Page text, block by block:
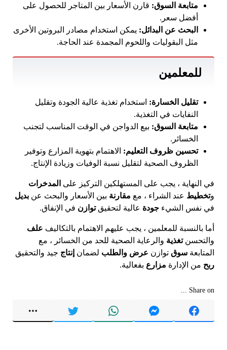
متابعة السوق: قارن الأسعار بين المتاجر للحصول على
أفضل سعر.
البحث عن البدائل: يمكن استخدام مصادر البروتين الأخرى
مثل البقوليات واللحوم المجمدة عند الحاجة.
للمعلمين
تقليل الخسارة: استخدام تغذية عالية الجودة وتقليل
النفايات في التغذية.
متابعة السوق: بيع الدواجن في الوقت المناسب لتجنب
الخسائر.
تحسين ظروف التعليم: الاهتمام بتهوية المزارع وتوفير
الظروف الصحية لتقليل نسبة الوفيات وزيادة الإنتاج.
في النهاية ، يجب على المستهلكين التركيز على المدخرات
وتخطيط عند الشراء ، مع مقارنة بين الأسعار والبحث عن بديل
في نفس الشيء جودة عالية لتحقيقتوازن في الإنفاق.
أما بالنسبة للمعلمين ، يجب عليهم الاهتمام بالتكاليف علف
والتحسنتغذية والرعاية الصحية للحد من الخسائر ، مع
المتابعة سوق توازن عرض والطلب لضمان إنتاج جيد والتحقيق
ربح من الإدارة مزارع بفعالية.
Share on ...